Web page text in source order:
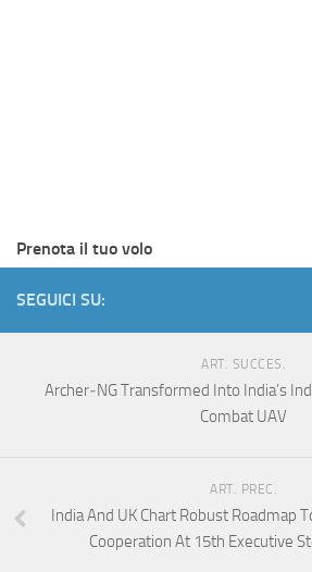
Prenota il tuo volo
SEGUICI SU:
ART. SUCCES.
Archer‑NG Transformed Into India’s
Combat UAV
ART. PREC.
India And UK Chart Robust Roadmap
Cooperation At 15th Executive